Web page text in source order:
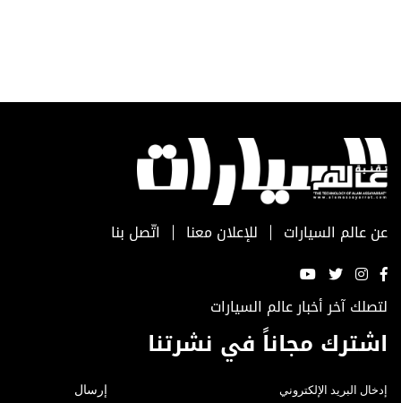
عن عالم السيارات للإعلان معنا اتّصل بنا
لتصلك آخر أخبار عالم السيارات
اشترك مجاناً في نشرتنا